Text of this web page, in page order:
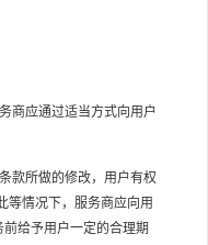
商应通过适当方式向用户
款所做的修改，用户有权
等情况下，服务商应向用
给予用户一定的合理期